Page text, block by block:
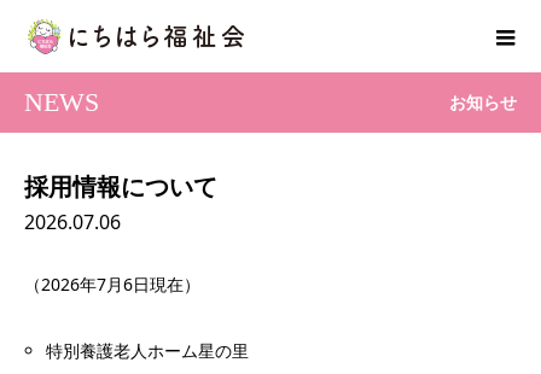
NEWS お知らせ
採用情報について
2026.07.06
（2026年7月6日現在）
特別養護老人ホーム星の里